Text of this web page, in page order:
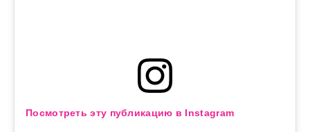
Посмотреть эту публикацию в Instagram